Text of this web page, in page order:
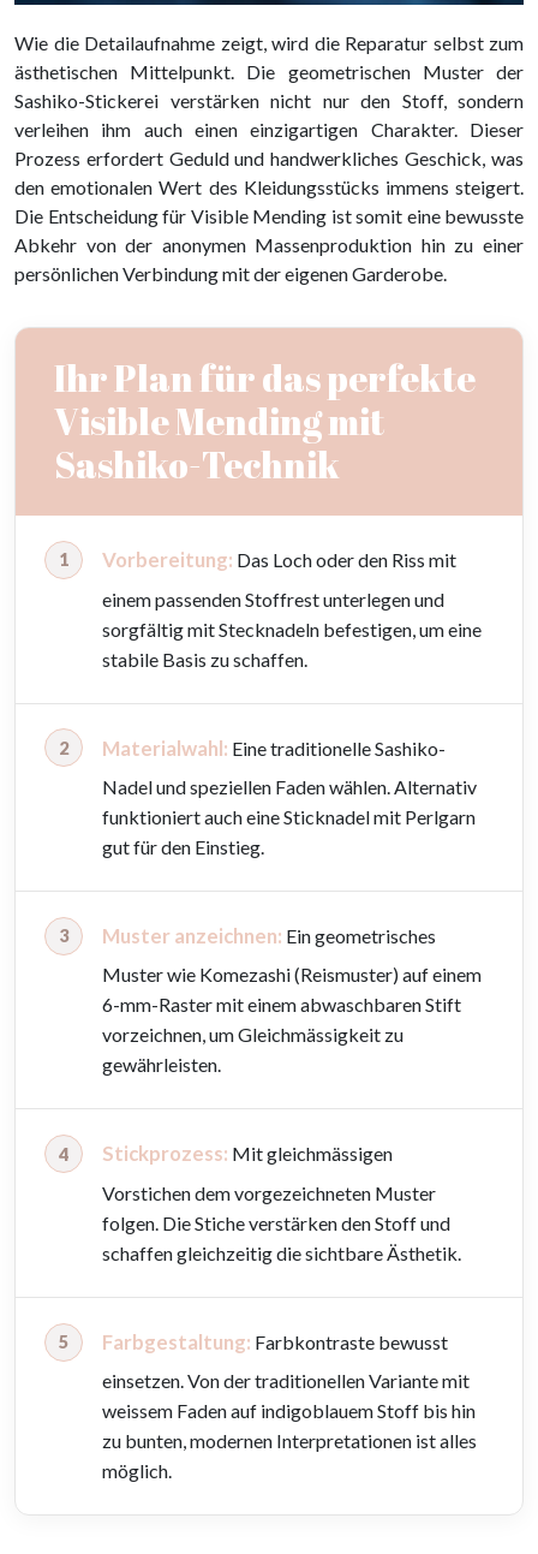
Wie die Detailaufnahme zeigt, wird die Reparatur selbst zum
ästhetischen Mittelpunkt. Die geometrischen Muster der
Sashiko-Stickerei verstärken nicht nur den Stoff, sondern
verleihen ihm auch einen einzigartigen Charakter. Dieser
Prozess erfordert Geduld und handwerkliches Geschick, was
den emotionalen Wert des Kleidungsstücks immens steigert.
Die Entscheidung für Visible Mending ist somit eine bewusste
Abkehr von der anonymen Massenproduktion hin zu einer
persönlichen Verbindung mit der eigenen Garderobe.
Ihr Plan für das perfekte
Visible Mending mit
Sashiko-Technik
Vorbereitung: Das Loch oder den Riss mit
einem passenden Stoffrest unterlegen und
sorgfältig mit Stecknadeln befestigen, um eine
stabile Basis zu schaffen.
Materialwahl: Eine traditionelle Sashiko-
Nadel und speziellen Faden wählen. Alternativ
funktioniert auch eine Sticknadel mit Perlgarn
gut für den Einstieg.
Muster anzeichnen: Ein geometrisches
Muster wie Komezashi (Reismuster) auf einem
6-mm-Raster mit einem abwaschbaren Stift
vorzeichnen, um Gleichmässigkeit zu
gewährleisten.
Stickprozess: Mit gleichmässigen
Vorstichen dem vorgezeichneten Muster
folgen. Die Stiche verstärken den Stoff und
schaffen gleichzeitig die sichtbare Ästhetik.
Farbgestaltung: Farbkontraste bewusst
einsetzen. Von der traditionellen Variante mit
weissem Faden auf indigoblauem Stoff bis hin
zu bunten, modernen Interpretationen ist alles
möglich.